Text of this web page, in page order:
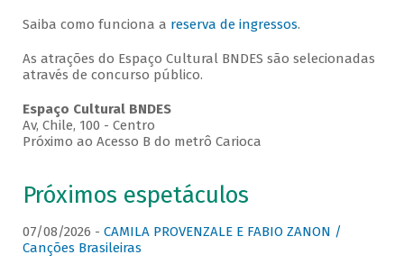
Saiba como funciona a reserva de ingressos.
As atrações do Espaço Cultural BNDES são selecionadas
através de concurso público.
Espaço Cultural BNDES
Av, Chile, 100 - Centro
Próximo ao Acesso B do metrô Carioca
Próximos espetáculos
07/08/2026 - CAMILA PROVENZALE E FABIO ZANON /
Canções Brasileiras